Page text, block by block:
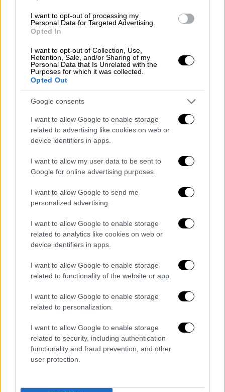
I want to opt-out of processing my
Personal Data for Targeted Advertising.
Opted In
I want to opt-out of Collection, Use,
Retention, Sale, and/or Sharing of my
Personal Data that Is Unrelated with the
Purposes for which it was collected.
Opted Out
Google consents
I want to allow Google to enable storage
related to advertising like cookies on web or
device identifiers in apps.
I want to allow my user data to be sent to
Google for online advertising purposes.
I want to allow Google to send me
personalized advertising.
I want to allow Google to enable storage
related to analytics like cookies on web or
device identifiers in apps.
I want to allow Google to enable storage
related to functionality of the website or app.
I want to allow Google to enable storage
related to personalization.
I want to allow Google to enable storage
related to security, including authentication
functionality and fraud prevention, and other
user protection.
επεισόδια έπειτα μεταφέρθηκαν στην
Πανεπιστημίου,μόνο ντροπή
μπορούν να
προκαλέσουν. Η Αθήνα όντως δεν είχε
δικαιωθούν τα παιδιά τόσων ανθρώπων
αμαυρώθηκε-για άλλη μια φορά- από την
αστυνομική αυθαιρεσία.
Μεγαλειώδης η συγκέντρωση στο Σύνταγμα
και σε βίντεο που έχει στην κατοχή του το
ethnos.gr, δυνάμεις των ΜΑΤ φαίνονται να
χτυπούν διαδηλωτή. Λίγο αργότερα, τον
αφήνουν να σηκωθεί και φαίνονται ξεκάθαρα
Σύμφωνα με μαρτυρίες, μία κοπέλα τον
βοήθησε με γάζες, καθώς το ΕΚΑΒ δεν